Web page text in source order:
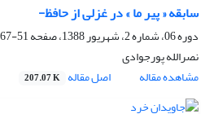
سابقه « پیر ما » در غزلی از حافظ-
دوره 06، شماره 2، شهریور 1388، صفحه
51-67
نصرالله پورجوادی
مشاهده مقاله
اصل مقاله 207.07 K